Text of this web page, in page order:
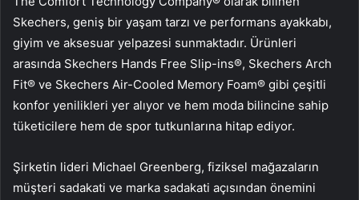
Skechers, geniş bir yaşam tarzı ve performans ayakkabı,
giyim ve aksesuar yelpazesi sunmaktadır. Ürünleri
arasında Skechers Hands Free Slip-ins®, Skechers Arch
Fit® ve Skechers Air-Cooled Memory Foam® gibi çeşitli
konfor yenilikleri yer alıyor ve hem moda bilincine sahip
tüketicilere hem de spor tutkunlarına hitap ediyor.
Şirketin lideri Michael Greenberg, fiziksel mağazaların
müşteri sadakati ve marka sadakati açısından önemini